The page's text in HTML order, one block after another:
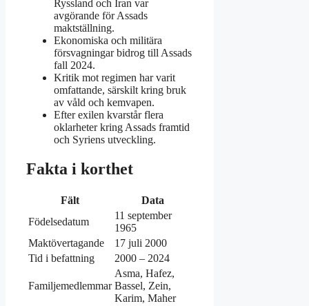
Ryssland och Iran var
avgörande för Assads
maktställning.
Ekonomiska och militära
försvagningar bidrog till Assads
fall 2024.
Kritik mot regimen har varit
omfattande, särskilt kring bruk
av våld och kemvapen.
Efter exilen kvarstår flera
oklarheter kring Assads framtid
och Syriens utveckling.
Fakta i korthet
Fält
Data
Födelsedatum
11 september
1965
Maktövertagande
17 juli 2000
Tid i befattning
2000 – 2024
Familjemedlemmar
Asma, Hafez,
Bassel, Zein,
Karim, Maher